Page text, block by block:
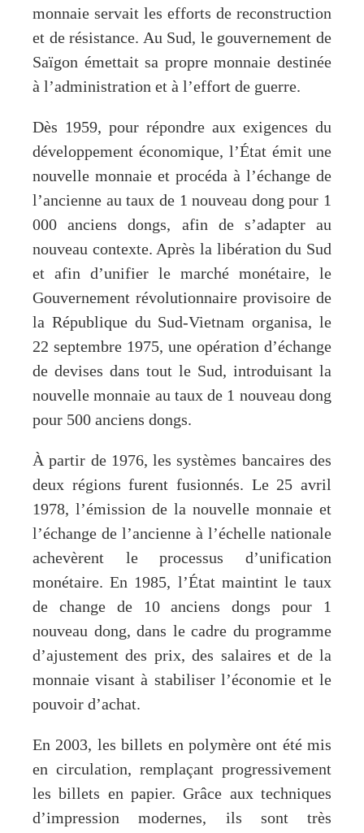
monnaie servait les efforts de reconstruction
et de résistance. Au Sud, le gouvernement de
Saïgon émettait sa propre monnaie destinée
à l’administration et à l’effort de guerre.
Dès 1959, pour répondre aux exigences du
développement économique, l’État émit une
nouvelle monnaie et procéda à l’échange de
l’ancienne au taux de 1 nouveau dong pour 1
000 anciens dongs, afin de s’adapter au
nouveau contexte. Après la libération du Sud
et afin d’unifier le marché monétaire, le
Gouvernement révolutionnaire provisoire de
la République du Sud-Vietnam organisa, le
22 septembre 1975, une opération d’échange
de devises dans tout le Sud, introduisant la
nouvelle monnaie au taux de 1 nouveau dong
pour 500 anciens dongs.
À partir de 1976, les systèmes bancaires des
deux régions furent fusionnés. Le 25 avril
1978, l’émission de la nouvelle monnaie et
l’échange de l’ancienne à l’échelle nationale
achevèrent le processus d’unification
monétaire. En 1985, l’État maintint le taux
de change de 10 anciens dongs pour 1
nouveau dong, dans le cadre du programme
d’ajustement des prix, des salaires et de la
monnaie visant à stabiliser l’économie et le
pouvoir d’achat.
En 2003, les billets en polymère ont été mis
en circulation, remplaçant progressivement
les billets en papier. Grâce aux techniques
d’impression modernes, ils sont très